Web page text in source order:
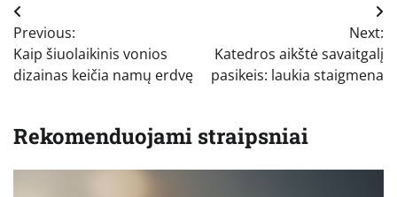
Navigacija
tarp
įrašų
Previous:
Kaip šiuolaikinis vonios
dizainas keičia namų erdvę
Next:
Katedros aikštė savaitgalį
pasikeis: laukia staigmena
Rekomenduojami straipsniai